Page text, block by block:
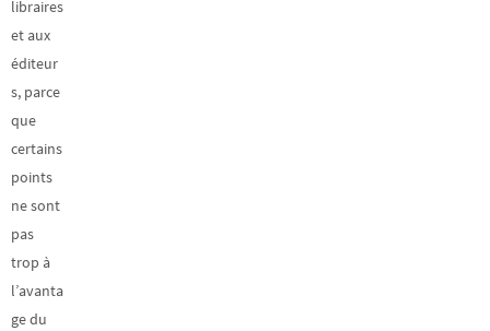
libraires
et aux
éditeur
s, parce
que
certains
points
ne sont
pas
trop à
l’avanta
ge du